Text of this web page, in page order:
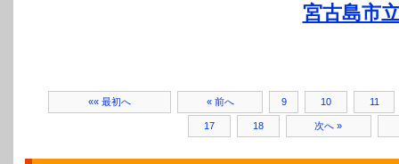
宮古島市
«« 最初へ « 前へ 9 10 11
17 18 次へ »